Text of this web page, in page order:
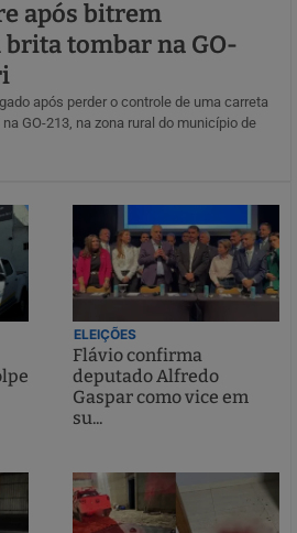
após bitrem
tombar na GO-
após perder o controle de uma carreta
GO-213, na zona rural do município de
ELEIÇÕES
Flávio confirma
deputado Alfredo
Gaspar como vice em
su...